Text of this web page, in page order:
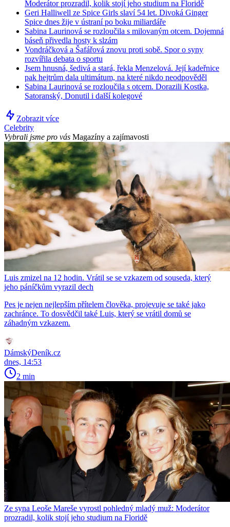
Moderátor prozradil, kolik stojí jeho studium na Floridě
Geri Halliwell ze Spice Girls slaví 54 let. Divoká Ginger
Spice dnes žije v ústraní po boku miliardáře
Sabina Laurinová se rozloučila s milovaným otcem. Dojemná
báseň přivedla hosty k slzám
Vondráčková a Šafářová znovu proti sobě. Spor o syny
rozvířila debata o sportu
Jsem hnusná, šedivá a stará, řekla Menzelová. Její kadeřnice
pak hejtrům dala ultimátum, na které nikdo neodpověděl
Sabina Laurinová se rozloučila s otcem. Dorazili Kostka,
Satoranský, Donutil i další kolegové
Zobrazit více
Celebrity
Vybrali jsme pro vás Magazíny a zajímavosti
Luis zmizel na 12 hodin. Vrátil se se vzkazem od souseda, který
jeho páníčkům vyrazil dech
Pes je nejen nejlepším přítelem člověka, projevuje se také jako
zachránce. To dosvědčil také Luis, který se vrátil domů se
záhadným vzkazem.
DámskýDeník.cz
dnes, 14:53
2 min
Ze syna Leoše Mareše vyrostl pohledný mladý muž: Moderátor
prozradil, kolik stojí jeho studium na Floridě